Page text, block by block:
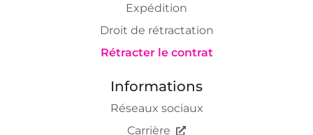
Expédition
Droit de rétractation
Rétracter le contrat
Informations
Réseaux sociaux
Carrière